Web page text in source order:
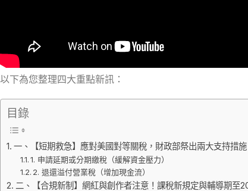
以下為您整理四大重點新訊：
目錄
一、【短期救急】應對美國對等關稅，財政部祭出兩大支持措施
1. 申請延期或分期繳稅（緩解資金壓力）
2. 退還溢付營業稅（增加現金流）
二、【合規新制】網紅與創作者注意！課稅新規定與輔導期至